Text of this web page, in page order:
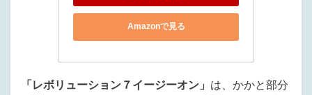
Amazonで見る
「レボリューション７イージーオン」 は、かかと部分